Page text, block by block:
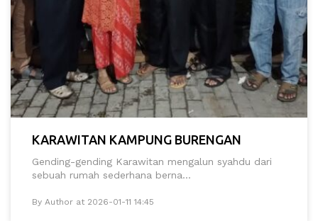
KARAWITAN KAMPUNG BURENGAN
Gending-gending Karawitan mengalun syahdu dari
sebuah rumah sederhana berna...
By Author at 2026-01-11 14:45